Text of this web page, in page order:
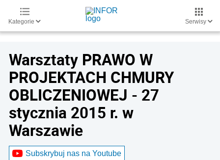
Kategorie Serwisy
Warsztaty PRAWO W
PROJEKTACH CHMURY
OBLICZENIOWEJ - 27
stycznia 2015 r. w
Warszawie
Subskrybuj nas na Youtube